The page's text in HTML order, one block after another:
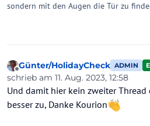
sondern mit den Augen die Tür zu
Offline
Günter/HolidayCheck ADMIN
schrieb am 11. Aug. 2023, 12:58
zuletzt editiert von
Und damit hier kein zweiter
besser zu, Danke Kourion